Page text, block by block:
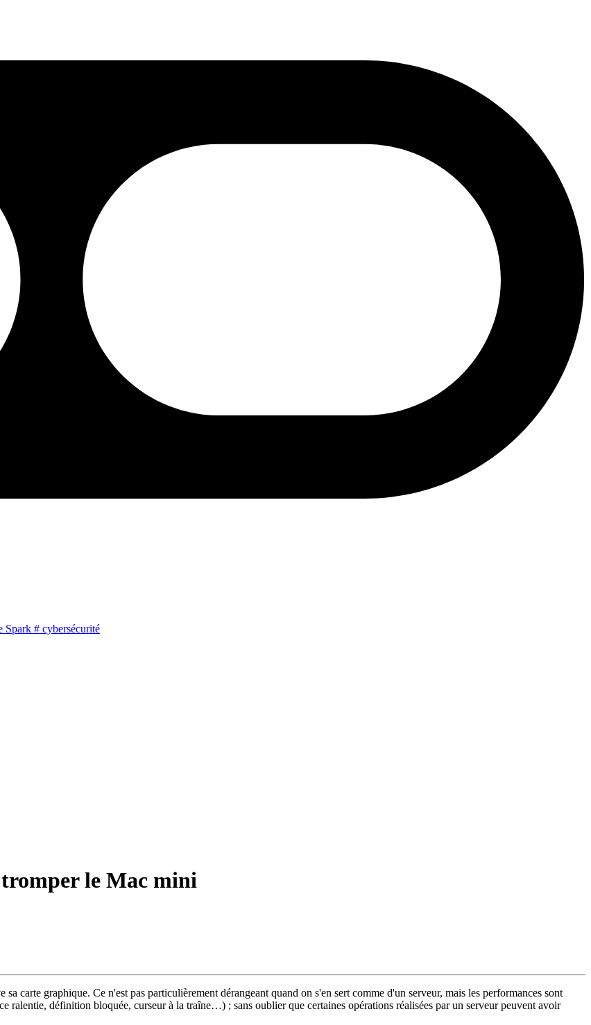
Spark # cybersécurité
le Mac mini
carte graphique. Ce n'est pas particulièrement dérangeant quand on s'en sert comme d'un serveur, mais les performances sont
ralentie, définition bloquée, curseur à la traîne…) ; sans oublier que certaines opérations réalisées par un serveur peuvent avoir